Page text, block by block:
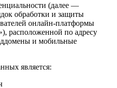
(далее —
обработки и защиты
онлайн-платформы
расположенной по адресу
и мобильные
является: